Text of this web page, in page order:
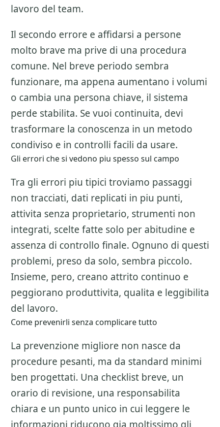
lavoro del team.
Il secondo errore e affidarsi a persone
molto brave ma prive di una procedura
comune. Nel breve periodo sembra
funzionare, ma appena aumentano i volumi
o cambia una persona chiave, il sistema
perde stabilita. Se vuoi continuita, devi
trasformare la conoscenza in un metodo
condiviso e in controlli facili da usare.
Gli errori che si vedono piu spesso sul campo
Tra gli errori piu tipici troviamo passaggi
non tracciati, dati replicati in piu punti,
attivita senza proprietario, strumenti non
integrati, scelte fatte solo per abitudine e
assenza di controllo finale. Ognuno di questi
problemi, preso da solo, sembra piccolo.
Insieme, pero, creano attrito continuo e
peggiorano produttivita, qualita e leggibilita
del lavoro.
Come prevenirli senza complicare tutto
La prevenzione migliore non nasce da
procedure pesanti, ma da standard minimi
ben progettati. Una checklist breve, un
orario di revisione, una responsabilita
chiara e un punto unico in cui leggere le